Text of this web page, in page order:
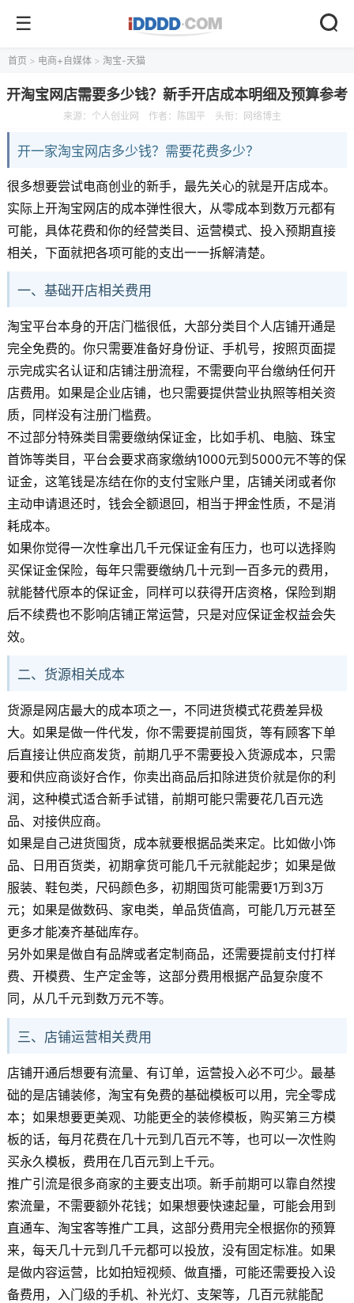
首页 > 电商+自媒体 > 淘宝-天猫
开淘宝网店需要多少钱？新手开店成本明细及预算参考
来源： 个人创业网 作者：陈国平 头衔：网络博主
开一家淘宝网店多少钱？需要花费多少？
很多想要尝试电商创业的新手，最先关心的就是开店成本。
实际上开淘宝网店的成本弹性很大，从零成本到数万元都有
可能，具体花费和你的经营类目、运营模式、投入预期直接
相关，下面就把各项可能的支出一一拆解清楚。
一、基础开店相关费用
淘宝平台本身的开店门槛很低，大部分类目个人店铺开通是
完全免费的。你只需要准备好身份证、手机号，按照页面提
示完成实名认证和店铺注册流程，不需要向平台缴纳任何开
店费用。如果是企业店铺，也只需要提供营业执照等相关资
质，同样没有注册门槛费。
不过部分特殊类目需要缴纳保证金，比如手机、电脑、珠宝
首饰等类目，平台会要求商家缴纳1000元到5000元不等的保
证金，这笔钱是冻结在你的支付宝账户里，店铺关闭或者你
主动申请退还时，钱会全额退回，相当于押金性质，不是消
耗成本。
如果你觉得一次性拿出几千元保证金有压力，也可以选择购
买保证金保险，每年只需要缴纳几十元到一百多元的费用，
就能替代原本的保证金，同样可以获得开店资格，保险到期
后不续费也不影响店铺正常运营，只是对应保证金权益会失
效。
二、货源相关成本
货源是网店最大的成本项之一，不同进货模式花费差异极
大。如果是做一件代发，你不需要提前囤货，等有顾客下单
后直接让供应商发货，前期几乎不需要投入货源成本，只需
要和供应商谈好合作，你卖出商品后扣除进货价就是你的利
润，这种模式适合新手试错，前期可能只需要花几百元选
品、对接供应商。
如果是自己进货囤货，成本就要根据品类来定。比如做小饰
品、日用百货类，初期拿货可能几千元就能起步；如果是做
服装、鞋包类，尺码颜色多，初期囤货可能需要1万到3万
元；如果是做数码、家电类，单品货值高，可能几万元甚至
更多才能凑齐基础库存。
另外如果是做自有品牌或者定制商品，还需要提前支付打样
费、开模费、生产定金等，这部分费用根据产品复杂度不
同，从几千元到数万元不等。
三、店铺运营相关费用
店铺开通后想要有流量、有订单，运营投入必不可少。最基
础的是店铺装修，淘宝有免费的基础模板可以用，完全零成
本；如果想要更美观、功能更全的装修模板，购买第三方模
板的话，每月花费在几十元到几百元不等，也可以一次性购
买永久模板，费用在几百元到上千元。
推广引流是很多商家的主要支出项。新手前期可以靠自然搜
索流量，不需要额外花钱；如果想要快速起量，可能会用到
直通车、淘宝客等推广工具，这部分费用完全根据你的预算
来，每天几十元到几千元都可以投放，没有固定标准。如果
是做内容运营，比如拍短视频、做直播，可能还需要投入设
备费用，入门级的手机、补光灯、支架等，几百元就能配